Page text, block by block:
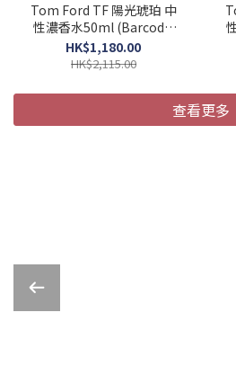
Tom Ford TF 陽光琥珀 中
性濃香水50ml (Barcode:
888066048958)
HK$1,180.00
HK$2,115.00
查看更多